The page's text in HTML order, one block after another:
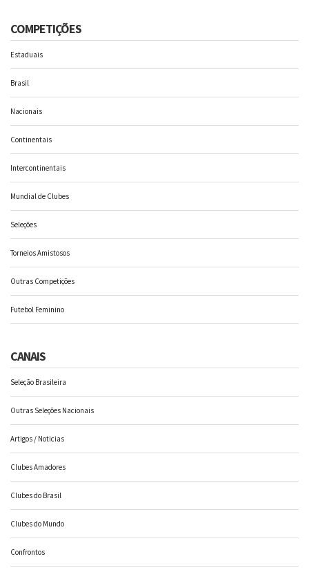
COMPETIÇÕES
Estaduais
Brasil
Nacionais
Continentais
Intercontinentais
Mundial de Clubes
Seleções
Torneios Amistosos
Outras Competições
Futebol Feminino
CANAIS
Seleção Brasileira
Outras Seleções Nacionais
Artigos / Noticias
Clubes Amadores
Clubes do Brasil
Clubes do Mundo
Confrontos